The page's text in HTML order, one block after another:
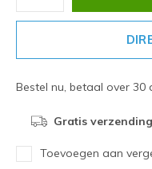
Bestel nu, betaal over 30
Gratis verzending
Toevoegen aan